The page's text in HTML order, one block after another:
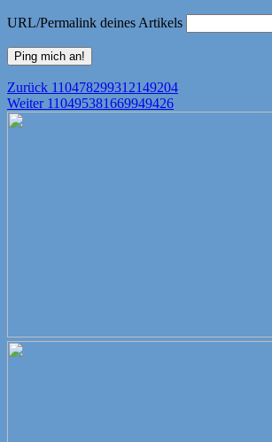
URL/Permalink deines Artikels
Beitragsnavigation
Zurück Vorheriger
Beitrag:
110478299312149204
Weiter Nächster
110495381669949426